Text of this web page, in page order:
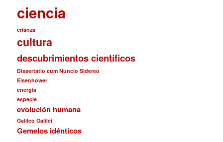
ciencia
crianza
cultura
descubrimientos científicos
Dissertatio cum Nuncio Sidereo
Eisenhower
energía
especie
evolución humana
Galileo Galilei
Gemelos idénticos